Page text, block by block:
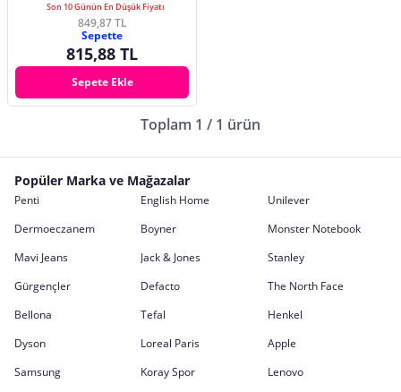
Son 10 Günün En Düşük Fiyatı
849,87 TL
Sepette
815,88 TL
Sepete Ekle
Toplam 1 / 1 ürün
Popüler Marka ve Mağazalar
Penti English Home
Unilever
Dermoeczanem
Boyner
Monster Notebook
Mavi Jeans
Jack & Jones
Stanley
Gürgençler
Defacto
The North Face
Bellona
Tefal
Henkel
Dyson
Loreal Paris
Apple
Samsung
Koray Spor
Lenovo